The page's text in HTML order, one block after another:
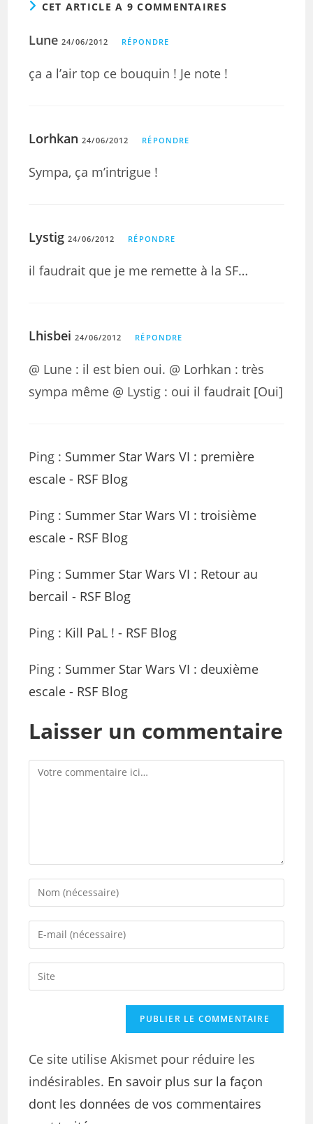
CET ARTICLE A 9 COMMENTAIRES
Lune24/06/2012 RÉPONDRE
ça a l’air top ce bouquin ! Je note !
Lorhkan 24/06/2012 RÉPONDRE
Sympa, ça m’intrigue !
Lystig 24/06/2012 RÉPONDRE
il faudrait que je me remette à la SF…
Lhisbei 24/06/2012 RÉPONDRE
@ Lune : il est bien oui. @ Lorhkan : très
sympa même @ Lystig : oui il faudrait [Oui]
Ping : Summer Star Wars VI : première
escale - RSF Blog
Ping : Summer Star Wars VI : troisième
escale - RSF Blog
Ping : Summer Star Wars VI : Retour au
bercail - RSF Blog
Ping : Kill PaL ! - RSF Blog
Ping : Summer Star Wars VI : deuxième
escale - RSF Blog
Laisser un commentaire
Ce site utilise Akismet pour réduire les
indésirables. En savoir plus sur la façon
dont les données de vos commentaires